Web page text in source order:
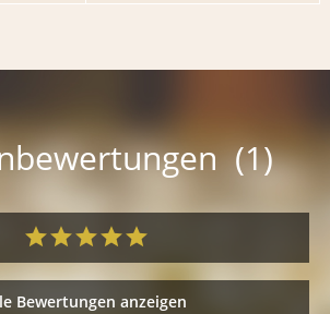
(1)
Bewertungen anzeigen